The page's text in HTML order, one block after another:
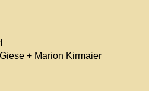
+ Marion Kirmaier